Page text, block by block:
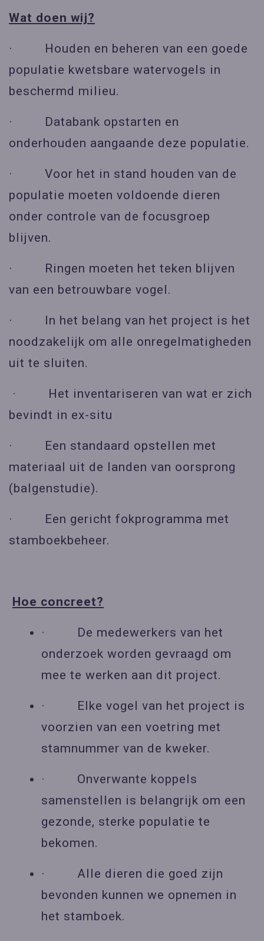
Wat doen wij?
· Houden en beheren van een goede
populatie kwetsbare watervogels in
beschermd milieu.
· Databank opstarten en
onderhouden aangaande deze populatie.
· Voor het in stand houden van de
populatie moeten voldoende dieren
onder controle van de focusgroep
blijven.
· Ringen moeten het teken blijven
van een betrouwbare vogel.
· In het belang van het project is het
noodzakelijk om alle onregelmatigheden
uit te sluiten.
· Het inventariseren van wat er zich
bevindt in ex-situ
· Een standaard opstellen met
materiaal uit de landen van oorsprong
(balgenstudie).
· Een gericht fokprogramma met
stamboekbeheer.
Hoe concreet?
· De medewerkers van het
onderzoek worden gevraagd om
mee te werken aan dit project.
· Elke vogel van het project is
voorzien van een voetring met
stamnummer van de kweker.
· Onverwante koppels
samenstellen is belangrijk om een
gezonde, sterke populatie te
bekomen.
· Alle dieren die goed zijn
bevonden kunnen we opnemen in
het stamboek.